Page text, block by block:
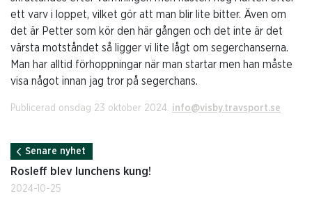
ett varv i loppet, vilket gör att man blir lite bitter. Även om
det är Petter som kör den här gången och det inte är det
värsta motståndet så ligger vi lite lågt om segerchanserna.
Man har alltid förhoppningar när man startar men han måste
visa något innan jag tror på segerchans.
Publicerad onsdag 23 oktober 2024. info@visby.travsport.se
Senare nyhet
Rosleff blev lunchens kung!
2024-10-25